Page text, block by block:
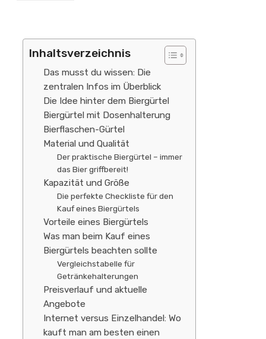
Inhaltsverzeichnis
Das musst du wissen: Die
zentralen Infos im Überblick
Die Idee hinter dem Biergürtel
Biergürtel mit Dosenhalterung
Bierflaschen-Gürtel
Material und Qualität
Der praktische Biergürtel – immer
das Bier griffbereit!
Kapazität und Größe
Die perfekte Checkliste für den
Kauf eines Biergürtels
Vorteile eines Biergürtels
Was man beim Kauf eines
Biergürtels beachten sollte
Vergleichstabelle für
Getränkehalterungen
Preisverlauf und aktuelle
Angebote
Internet versus Einzelhandel: Wo
kauft man am besten einen